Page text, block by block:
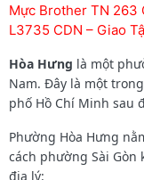
Mực Brother TN 263
L3735 CDN – Giao
Hòa Hưng là một
Nam. Đây là một
phố Hồ Chí Minh sau
Phường Hòa Hưng
cách phường Sài Gòn
địa lý: